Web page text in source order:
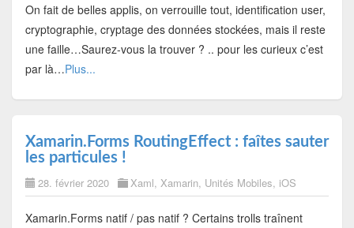
On fait de belles applis, on verrouille tout, identification user,
cryptographie, cryptage des données stockées, mais il reste
une faille…Saurez-vous la trouver ? .. pour les curieux c’est
par là…Plus...
Xamarin.Forms RoutingEffect : faîtes sauter
les particules !
28. février 2020 Xaml, Xamarin, Unités Mobiles, iOS
Xamarin.Forms natif / pas natif ? Certains trolls traînent